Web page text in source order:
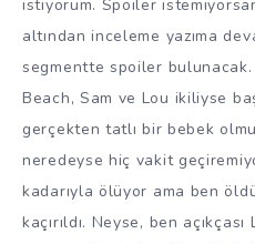
istiyorum. Spoiler
altından inceleme yazıma
segmentte spoiler
Beach, Sam ve Lou ikiliyse
gerçekten tatlı bir bebek
neredeyse hiç vakit
kadarıyla ölüyor ama ben
kaçırıldı. Neyse, ben